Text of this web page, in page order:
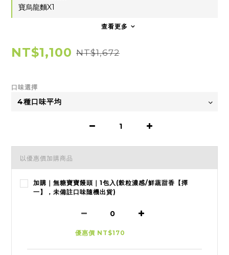
寶烏龍麵X1
查看更多
NT$1,100 NT$1,672
口味選擇
以優惠價加購商品
加購｜無糖寶寶饅頭｜1包入(榖粒濃感/鮮蔬甜香【擇
一】，未備註口味隨機出貨)
優惠價 NT$170